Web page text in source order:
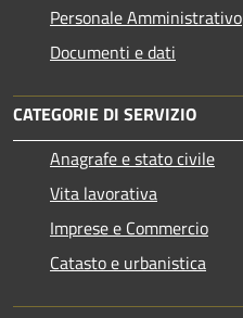
Personale Amministrativo
Documenti e dati
CATEGORIE DI SERVIZIO
Anagrafe e stato civile
Vita lavorativa
Imprese e Commercio
Catasto e urbanistica